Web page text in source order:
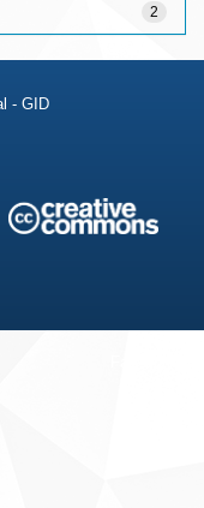
2
- GID